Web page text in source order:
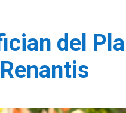
del